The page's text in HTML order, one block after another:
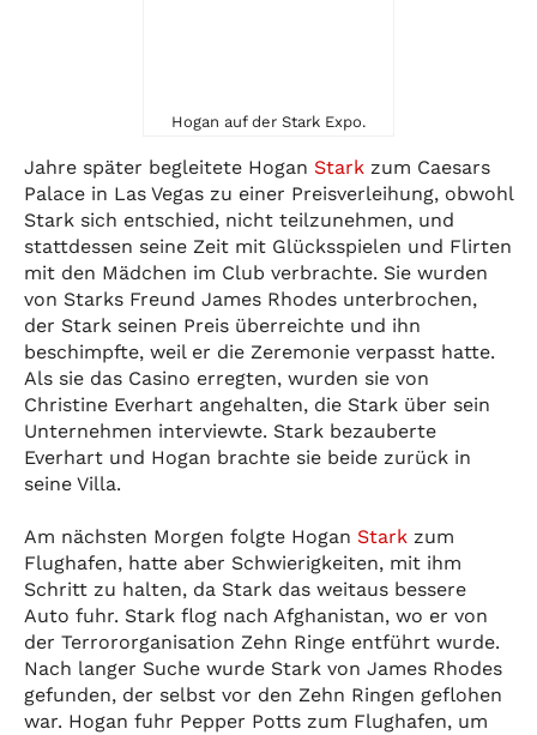
Hogan auf der Stark Expo.
Jahre später begleitete Hogan Stark zum Caesars
Palace in Las Vegas zu einer Preisverleihung, obwohl
Stark sich entschied, nicht teilzunehmen, und
stattdessen seine Zeit mit Glücksspielen und Flirten
mit den Mädchen im Club verbrachte. Sie wurden
von Starks Freund James Rhodes unterbrochen,
der Stark seinen Preis überreichte und ihn
beschimpfte, weil er die Zeremonie verpasst hatte.
Als sie das Casino erregten, wurden sie von
Christine Everhart angehalten, die Stark über sein
Unternehmen interviewte. Stark bezauberte
Everhart und Hogan brachte sie beide zurück in
seine Villa.
Am nächsten Morgen folgte Hogan Stark zum
Flughafen, hatte aber Schwierigkeiten, mit ihm
Schritt zu halten, da Stark das weitaus bessere
Auto fuhr. Stark flog nach Afghanistan, wo er von
der Terrororganisation Zehn Ringe entführt wurde.
Nach langer Suche wurde Stark von James Rhodes
gefunden, der selbst vor den Zehn Ringen geflohen
war. Hogan fuhr Pepper Potts zum Flughafen, um